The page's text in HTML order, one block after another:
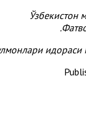
Ўзбекистон
идораси